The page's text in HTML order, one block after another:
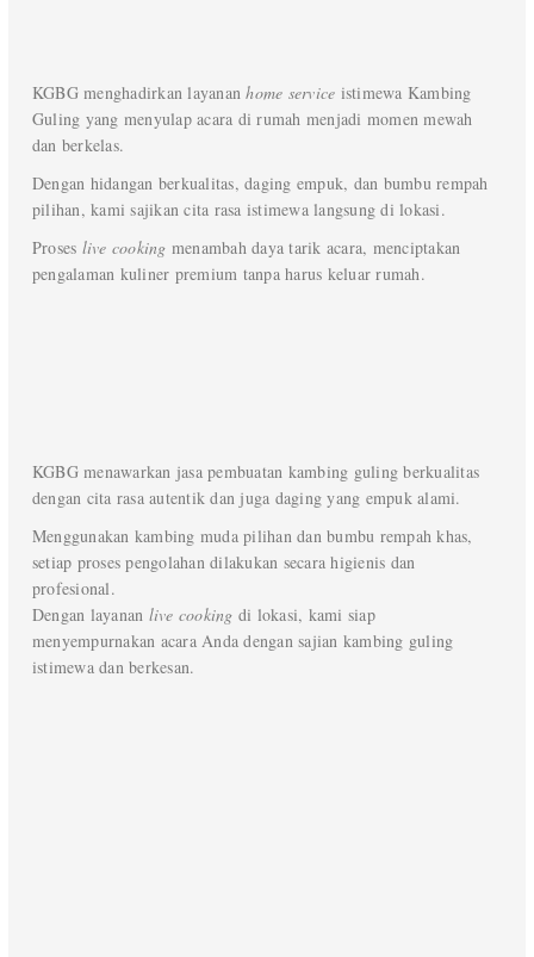
KGBG menghadirkan layananhome service istimewa Kambing
Guling yang menyulap acara di rumah menjadi momen mewah
dan berkelas.
Dengan hidangan berkualitas, daging empuk, dan bumbu rempah
pilihan, kami sajikan cita rasa istimewa langsung di lokasi.
Proses live cooking menambah daya tarik acara, menciptakan
pengalaman kuliner premium tanpa harus keluar rumah.
KGBG menawarkan jasa pembuatan kambing guling berkualitas
dengan cita rasa autentik dan juga daging yang empuk alami.
Menggunakan kambing muda pilihan dan bumbu rempah khas,
setiap proses pengolahan dilakukan secara higienis dan
profesional.
Dengan layanan live cooking di lokasi, kami siap
menyempurnakan acara Anda dengan sajian kambing guling
istimewa dan berkesan.